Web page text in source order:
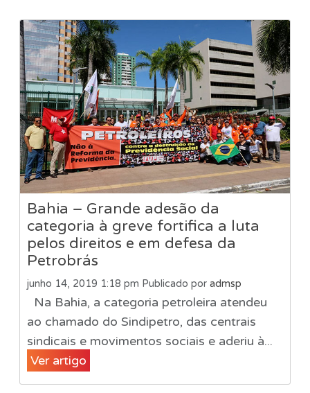
Bahia – Grande adesão da
categoria à greve fortifica a luta
pelos direitos e em defesa da
Petrobrás
junho 14, 2019 1:18 pm Publicado por admsp
Na Bahia, a categoria petroleira atendeu
ao chamado do Sindipetro, das centrais
sindicais e movimentos sociais e aderiu à...
Ver artigo